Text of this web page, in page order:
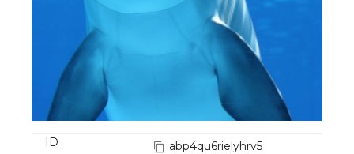
ID
abp4qu6rielyhrv5